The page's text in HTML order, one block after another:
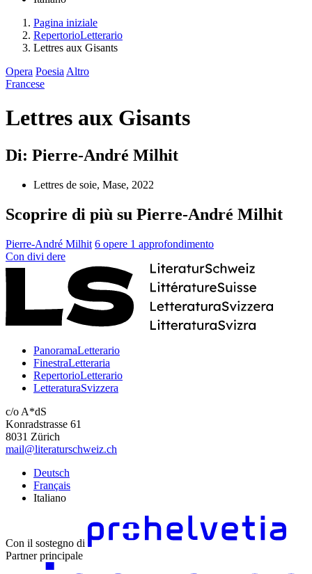
Pagina iniziale
RepertorioLetterario
Lettres aux Gisants
Opera Poesia Altro
Francese
Lettres aux Gisants
Di: Pierre-André Milhit
Lettres de soie, Mase, 2022
Scoprire di più su Pierre-André Milhit
Pierre-André Milhit 6 opere 1 approfondimento
Con divi dere
PanoramaLetterario
FinestraLetteraria
RepertorioLetterario
LetteraturaSvizzera
c/o A*dS
Konradstrasse 61
8031 Zürich
mail@literaturschweiz.ch
Deutsch
Français
Italiano
Con il sostegno di
Partner principale